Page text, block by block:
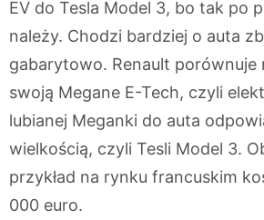
EV do Tesla Model 3, bo tak po
należy. Chodzi bardziej o auta
gabarytowo. Renault porównuje
swoją Megane E-Tech, czyli
lubianej Meganki do auta
wielkością, czyli Tesli Model 3.
przykład na rynku francuskim
000 euro.